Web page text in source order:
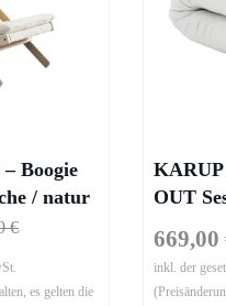
Boogie
/ natur
€
es gelten die
KARUP
OUT
669,00
inkl. der